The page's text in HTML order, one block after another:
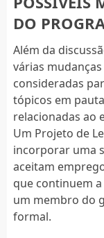
DO
Além da
várias
consideradas
tópicos em
relacionadas ao
Um Projeto de
incorporar uma
aceitam
que continuem
um membro do
formal.